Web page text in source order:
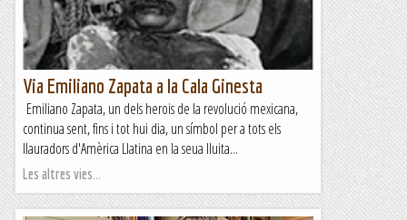
Via Emiliano Zapata a la Cala Ginesta
Emiliano Zapata, un dels herois de la revolució mexicana,
continua sent, fins i tot hui dia, un símbol per a tots els
llauradors d'Amèrica Llatina en la seua lluita...
Les altres vies...